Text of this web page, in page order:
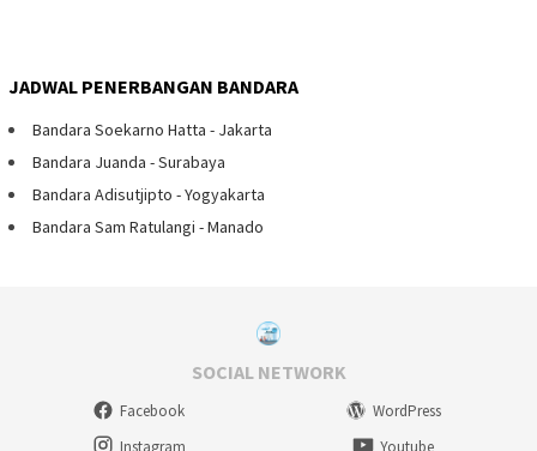
JADWAL PENERBANGAN BANDARA
Bandara Soekarno Hatta - Jakarta
Bandara Juanda - Surabaya
Bandara Adisutjipto - Yogyakarta
Bandara Sam Ratulangi - Manado
SOCIAL NETWORK
Facebook
WordPress